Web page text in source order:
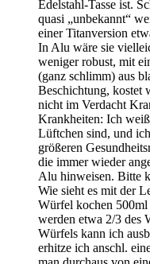
Edelstahl-Tasse ist.
quasi „unbekannt“
einer Titanversion
In Alu wäre sie
weniger robust, mit
(ganz schlimm) aus
Beschichtung, kostet
nicht im Verdacht
Krankheiten: Ich
Lüftchen sind, und
größeren
die immer wieder
Alu hinweisen. Bitte
Wie sieht es mit der
Würfel kochen 500ml
werden etwa 2/3 des
Würfels kann ich
erhitze ich anschl.